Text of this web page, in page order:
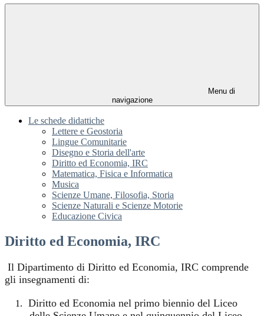
Menu di
navigazione
Le schede didattiche
Lettere e Geostoria
Lingue Comunitarie
Disegno e Storia dell'arte
Diritto ed Economia, IRC
Matematica, Fisica e Informatica
Musica
Scienze Umane, Filosofia, Storia
Scienze Naturali e Scienze Motorie
Educazione Civica
Diritto ed Economia, IRC
Il Dipartimento di Diritto ed Economia, IRC comprende
gli insegnamenti di:
1.
Diritto ed Economia nel primo biennio del Liceo